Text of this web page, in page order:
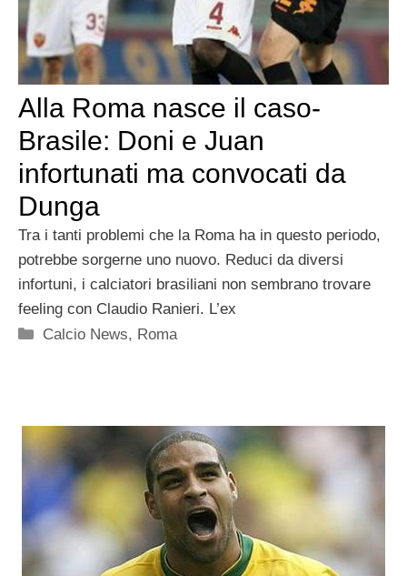
Alla Roma nasce il caso-
Brasile: Doni e Juan
infortunati ma convocati da
Dunga
Tra i tanti problemi che la Roma ha in questo periodo,
potrebbe sorgerne uno nuovo. Reduci da diversi
infortuni, i calciatori brasiliani non sembrano trovare
feeling con Claudio Ranieri. L’ex
Categorie
Calcio News, Roma